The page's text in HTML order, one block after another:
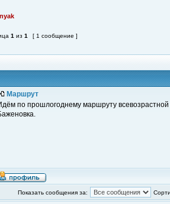
1 из 1 [ 1 сообщение ]
Маршрут
по прошлогоднему маршруту
Показать сообщения за: